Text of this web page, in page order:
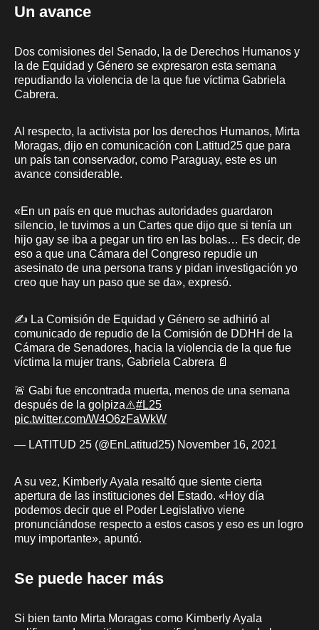
Un avance
Dos comisiones del Senado, la de Derechos Humanos y
la de Equidad y Género se expresaron esta semana
repudiando la violencia de la que fue víctima Gabriela
Cabrera.
Al respecto, la activista por los derechos Humanos, Mirta
Moragas, dijo en comunicación con Latitud25 que para
un país tan conservador, como Paraguay, este es un
avance considerable.
«En un país en que muchas autoridades guardaron
silencio, le tuvimos a un Cartes que dijo que si tenía un
hijo gay se iba a pegar un tiro en las bolas… Es decir, de
eso a que una Cámara del Congreso repudie un
asesinato de una persona trans y pidan investigación yo
creo que hay un paso que se da», expresó.
✍️ La Comisión de Equidad y Género se adhirió al
comunicado de repudio de la Comisión de DDHH de la
Cámara de Senadores, hacia la violencia de la que fue
víctima la mujer trans, Gabriela Cabrera 📄
🚨 Gabi fue encontrada muerta, menos de una semana
después de la golpiza⚠️#L25
pic.twitter.com/W4O6zFaWkW
— LATITUD 25 (@EnLatitud25) November 16, 2021
A su vez, Kimberly Ayala resaltó que siente cierta
apertura de las instituciones del Estado. «Hoy día
podemos decir que el Poder Legislativo viene
pronunciándose respecto a estos casos y eso es un logro
muy importante», apuntó.
Se puede hacer más
Si bien tanto Mirta Moragas como Kimberly Ayala